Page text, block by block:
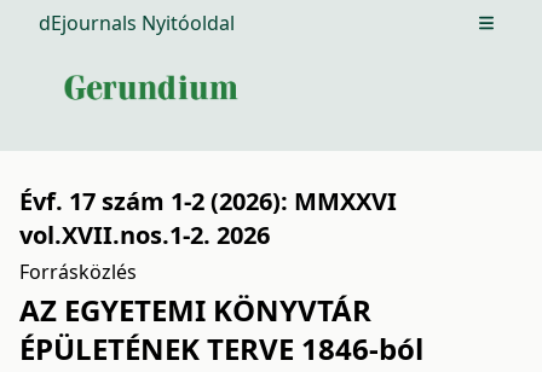
dEjournals Nyitóoldal Open
Évf. 17 szám 1-2 (2026): MMXXVI
vol.XVII.nos.1-2. 2026
Forrásközlés
AZ EGYETEMI KÖNYVTÁR
ÉPÜLETÉNEK TERVE 1846-ból